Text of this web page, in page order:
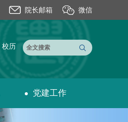
院长邮箱 微信
校历
党建工作